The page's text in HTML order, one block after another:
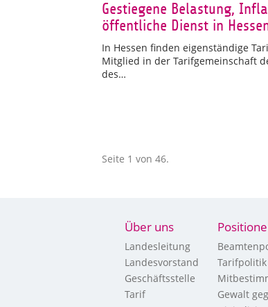
Gestiegene Belastung,
öffentliche Dienst in
In Hessen finden eigenständige
Mitglied in der Tarifgemeinschaft
des…
Seite 1 von 46.
Über uns
Landesleitung
Landesvorstand
Geschäftsstelle
Tarif
Tarifpolitik
Gewalt